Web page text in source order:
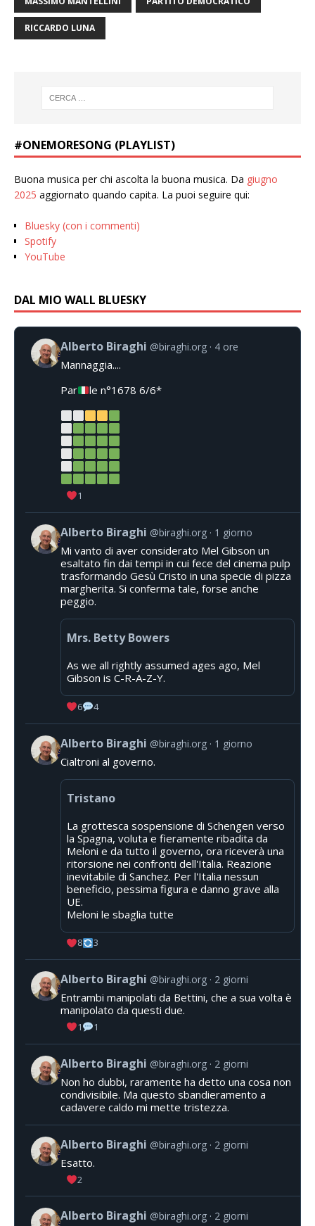
RICCARDO LUNA
#ONEMORESONG (PLAYLIST)
Buona musica per chi ascolta la buona musica. Da giugno
2025 aggiornato quando capita. La puoi seguire qui:
Bluesky (con i commenti)
Spotify
YouTube
DAL MIO WALL BLUESKY
Alberto Biraghi @biraghi.org 4 ore
Mannaggia....
Par
le n°1678 6/6*
1
Alberto Biraghi @biraghi.org 1 giorno
Mi vanto di aver considerato Mel Gibson un
esaltato fin dai tempi in cui fece del cinema pulp
trasformando Gesù Cristo in una specie di pizza
margherita. Si conferma tale, forse anche
peggio.
Mrs. Betty Bowers
As we all rightly assumed ages ago, Mel
Gibson is C-R-A-Z-Y.
6 4
Alberto Biraghi @biraghi.org 1 giorno
Cialtroni al governo.
Tristano
La grottesca sospensione di Schengen verso
la Spagna, voluta e fieramente ribadita da
Meloni e da tutto il governo, ora riceverà una
ritorsione nei confronti dell'Italia. Reazione
inevitabile di Sanchez. Per l'Italia nessun
beneficio, pessima figura e danno grave alla
UE.
Meloni le sbaglia tutte
8 3
Alberto Biraghi @biraghi.org 2 giorni
Entrambi manipolati da Bettini, che a sua volta è
manipolato da questi due.
1 1
Alberto Biraghi @biraghi.org 2 giorni
Non ho dubbi, raramente ha detto una cosa non
condivisibile. Ma questo sbandieramento a
cadavere caldo mi mette tristezza.
Alberto Biraghi @biraghi.org 2 giorni
Esatto.
2
Alberto Biraghi @biraghi.org 2 giorni